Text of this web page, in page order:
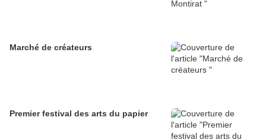
Marché de créateurs
Premier festival des arts du papier